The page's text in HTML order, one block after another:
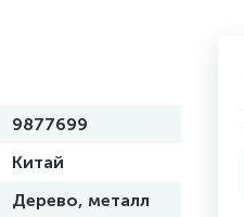
9877699
Китай
Дерево, металл